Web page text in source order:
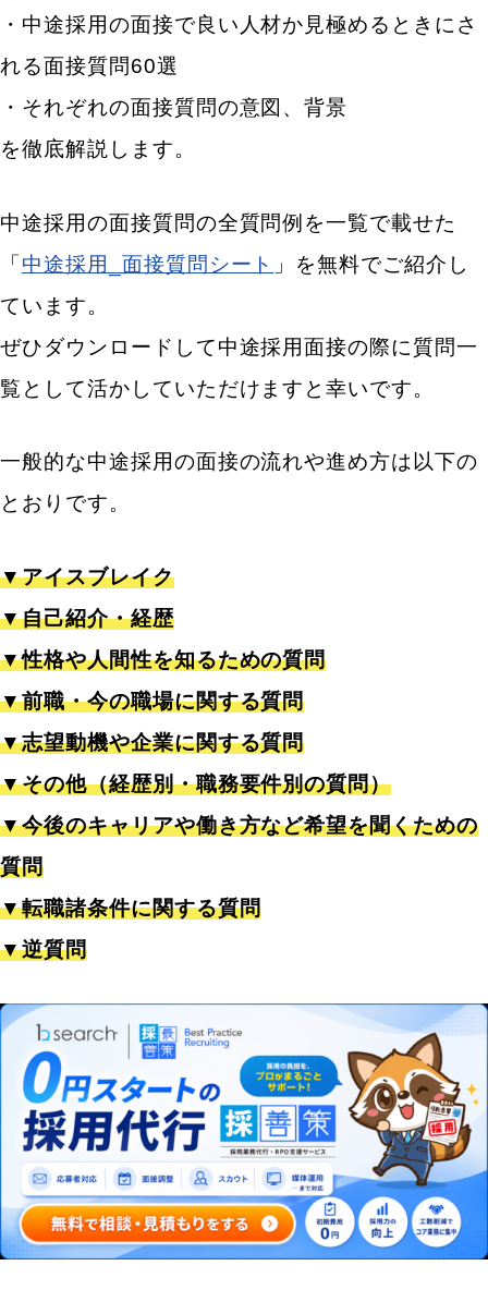
・中途採用の面接で良い人材か見極めるときにさ
れる面接質問60選
・それぞれの面接質問の意図、背景
を徹底解説します。
中途採用の面接質問の全質問例を一覧で載せた
「中途採用_面接質問シート 」を無料でご紹介し
ています。
ぜひダウンロードして中途採用面接の際に質問一
覧として活かしていただけますと幸いです。
一般的な中途採用の面接の流れや進め方は以下の
とおりです。
▼アイスブレイク
▼自己紹介・経歴
▼性格や人間性を知るための質問
▼前職・今の職場に関する質問
▼志望動機や企業に関する質問
▼その他（経歴別・職務要件別の質問）
▼今後のキャリアや働き方など希望を聞くための
質問
▼転職諸条件に関する質問
▼逆質問